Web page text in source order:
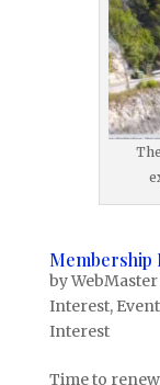
Membership
byWebMaster|
Interest,
Interest
Time to